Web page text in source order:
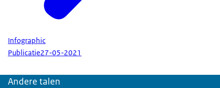
Infographic
Publicatie27-05-2021
Andere talen